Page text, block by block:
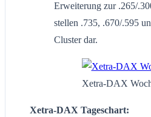
Erweiterung zur .265/
stellen .735, .670/.595
Cluster dar.
Xetra-DAX
Xetra-DAX Tageschart: